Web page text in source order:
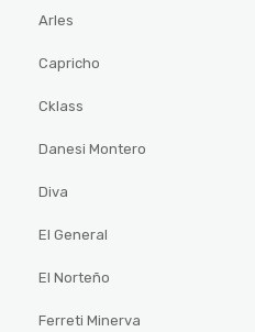
Arles
Capricho
Cklass
Danesi Montero
Diva
El General
El Norteño
Ferreti Minerva